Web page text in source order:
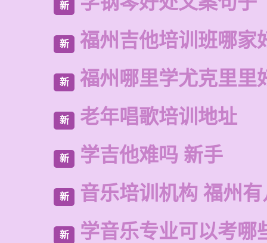
新
新 福州吉他培训班哪家
新 福州哪里学尤克里里
新 老年唱歌培训地址
新 学吉他难吗 新手
新 音乐培训机构 福州
新 学音乐专业可以考哪